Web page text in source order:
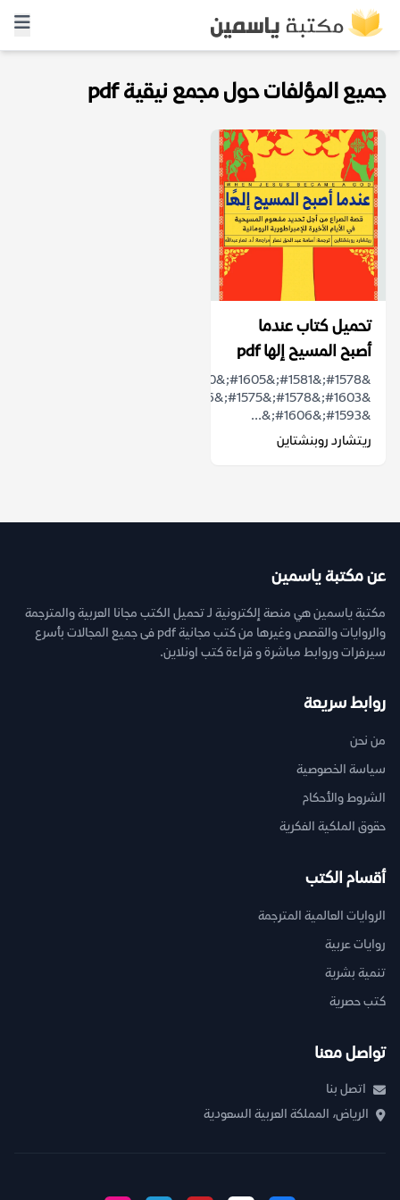
جميع المؤلفات حول مجمع نيقية pdf
تحميل كتاب عندما
أصبح المسيح إلها pdf
&#1593;&#1606;&...
ريتشارد روبنشتاين
عن مكتبة ياسمين
مكتبة ياسمين هي منصة إلكترونية لـ تحميل الكتب مجانا العربية والمترجمة
والروايات والقصص وغيرها من كتب مجانية pdf فى جميع المجالات بأسرع
سيرفرات وروابط مباشرة و قراءة كتب اونلاين.
روابط سريعة
من نحن
سياسة الخصوصية
الشروط والأحكام
حقوق الملكية الفكرية
أقسام الكتب
الروايات العالمية المترجمة
روايات عربية
تنمية بشرية
كتب حصرية
تواصل معنا
اتصل بنا
الرياض، المملكة العربية السعودية